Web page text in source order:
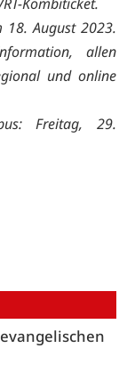
18. August 2023.
allen
und online
Freitag, 29.